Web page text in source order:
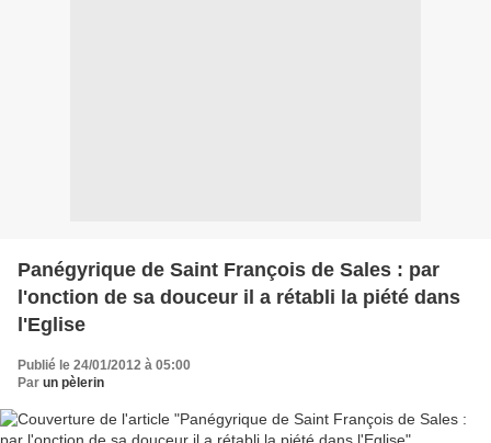
Panégyrique de Saint François de Sales : par
l'onction de sa douceur il a rétabli la piété dans
l'Eglise
Publié le 24/01/2012 à 05:00
Par un pèlerin